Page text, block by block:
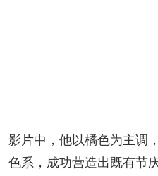
影片中，他以橘色为主调
色系，成功营造出既有节